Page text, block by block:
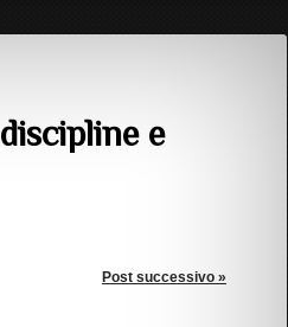
e
Post successivo »